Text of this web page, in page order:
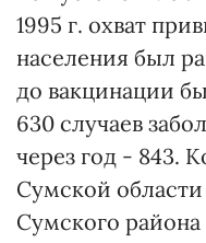
1995 г. охват
населения был
до вакцинации
630 случаев
через год - 843.
Сумской
Сумского